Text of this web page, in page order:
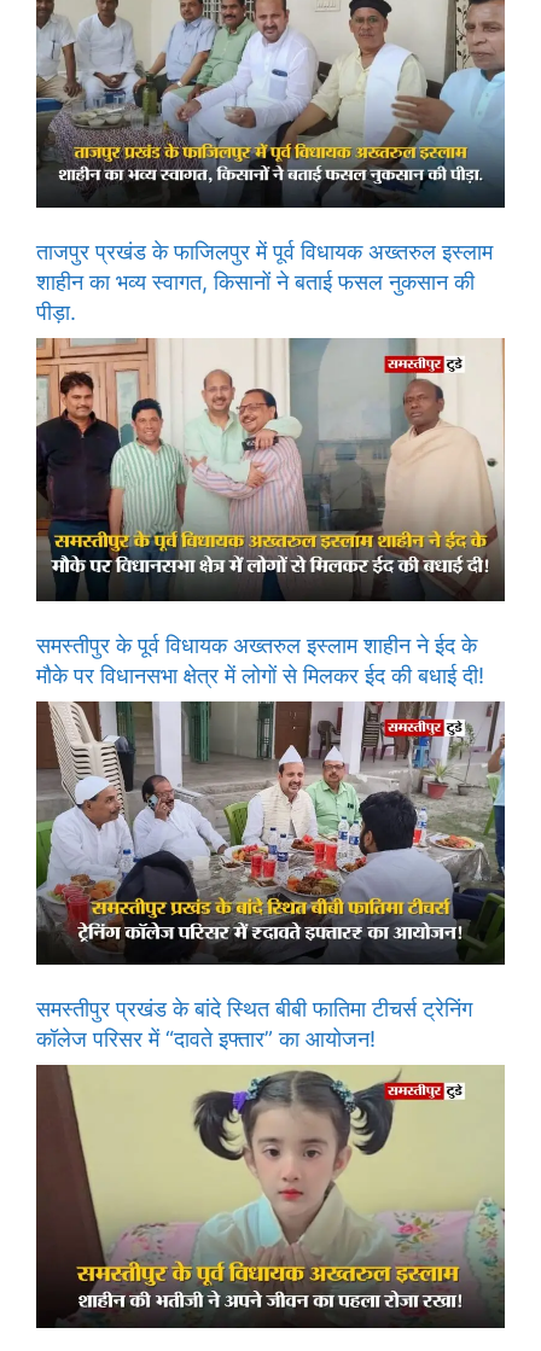
ताजपुर प्रखंड के फाजिलपुर में पूर्व विधायक अख्तरुल इस्लाम
शाहीन का भव्य स्वागत, किसानों ने बताई फसल नुकसान की
पीड़ा.
समस्तीपुर के पूर्व विधायक अख्तरुल इस्लाम शाहीन ने ईद के
मौके पर विधानसभा क्षेत्र में लोगों से मिलकर ईद की बधाई दी!
समस्तीपुर प्रखंड के बांदे स्थित बीबी फातिमा टीचर्स ट्रेनिंग
कॉलेज परिसर में “दावते इफ्तार” का आयोजन!